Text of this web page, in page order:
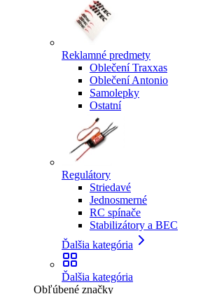
Reklamné predmety
Oblečení Traxxas
Oblečení Antonio
Samolepky
Ostatní
Regulátory
Striedavé
Jednosmerné
RC spínače
Stabilizátory a BEC
Ďalšia kategória
Ďalšia kategória
Obľúbené značky